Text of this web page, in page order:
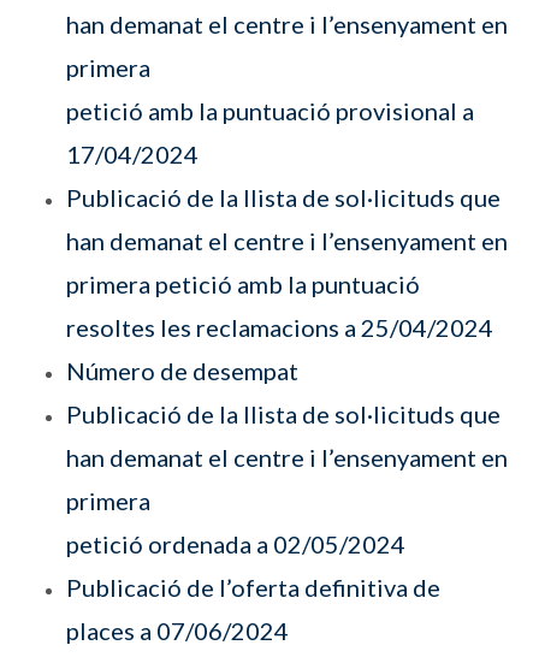
han demanat el centre i l’ensenyament en
primera
petició amb la puntuació provisional a
17/04/2024
Publicació de la llista de sol·licituds que
han demanat el centre i l’ensenyament en
primera petició amb la puntuació
resoltes les reclamacions a 25/04/2024
Número de desempat
Publicació de la llista de sol·licituds que
han demanat el centre i l’ensenyament en
primera
petició ordenada a 02/05/2024
Publicació de l’oferta definitiva de
places a 07/06/2024